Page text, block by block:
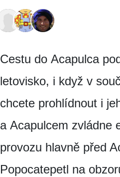
Cestu do Acapulca
letovisko, i když v
chcete prohlídnout i
a Acapulcem zvládne
provozu hlavně před
Popocatepetl na